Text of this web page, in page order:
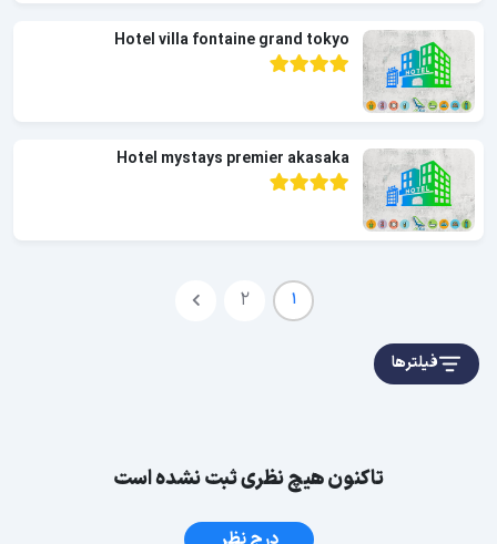
Hotel villa fontaine grand tokyo
Hotel mystays premier akasaka
1
2
فیلترها
تاکنون هیچ نظری ثبت نشده است